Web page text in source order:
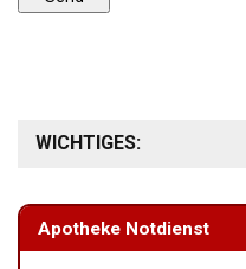
WICHTIGES:
Apotheke Notdienst